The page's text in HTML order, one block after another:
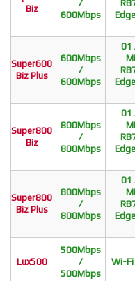
Biz
/
600Mbps
Super600
Biz Plus
600Mbps
/
600Mbps
01
Super800
Biz
800Mbps
/
800Mbps
01
Super800
Biz Plus
800Mbps
/
800Mbps
01
Lux500
500Mbps
/
500Mbps
Wi-Fi